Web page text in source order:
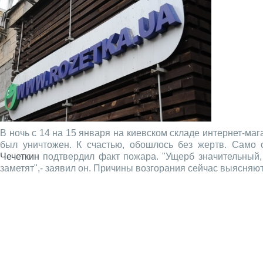
В ночь с 14 на 15 января на киевском складе интернет-
был уничтожен. К счастью, обошлось без жертв. Само
Чечеткин подтвердил факт пожара. "Ущерб
заметят",- заявил он. Причины возгорания сейчас